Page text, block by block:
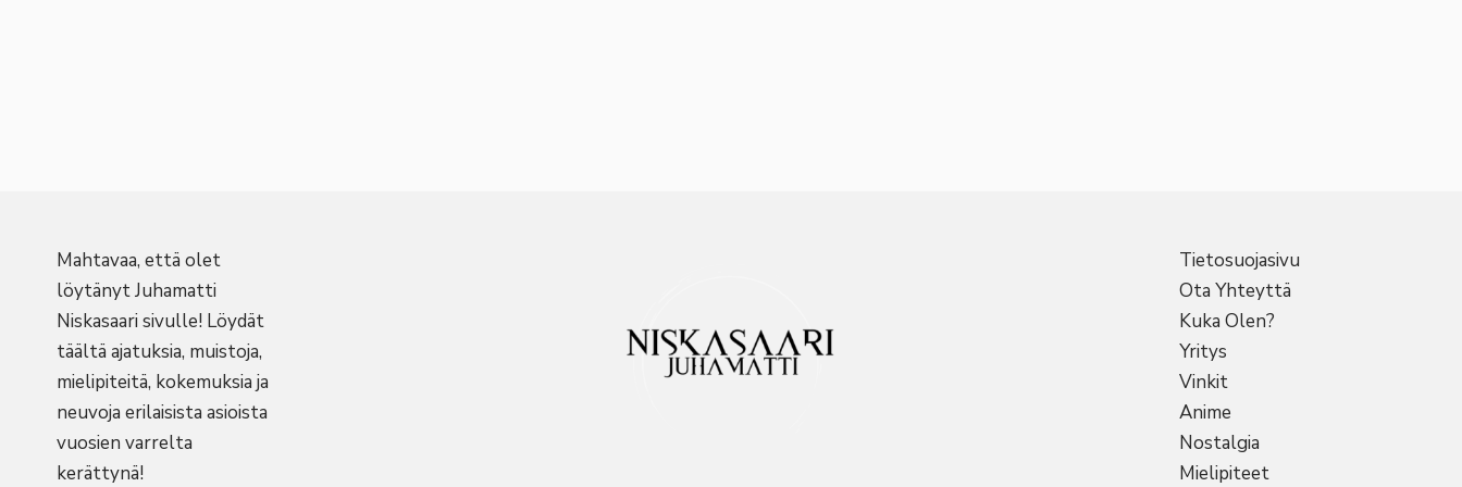
Mahtavaa, että olet
löytänyt Juhamatti
Niskasaari sivulle! Löydät
täältä ajatuksia, muistoja,
mielipiteitä, kokemuksia ja
neuvoja erilaisista asioista
vuosien varrelta
kerättynä!
Tietosuojasivu
Ota Yhteyttä
Kuka Olen?
Yritys
Vinkit
Anime
Nostalgia
Mielipiteet